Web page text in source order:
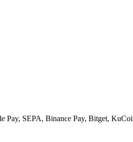
Pay, SEPA, Binance Pay, Bitget,